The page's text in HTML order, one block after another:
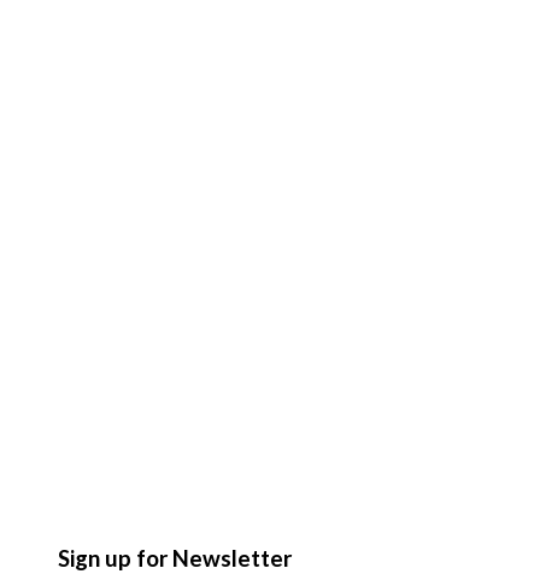
Sign up for Newsletter